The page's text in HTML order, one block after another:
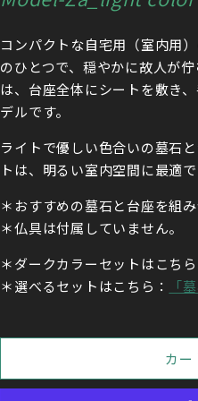
コンパクトな自宅用（室内用）
のひとつで、穏やかに故人が
は、 台座全体にシートを敷き
デルです。
ライトで優しい色合いの墓石
トは、明るい室内空間に最適で
＊おすすめの墓石と台座を組
＊仏具は付属していません。
＊ダークカラーセットはこちら
＊選べるセットはこちら：
「
カー